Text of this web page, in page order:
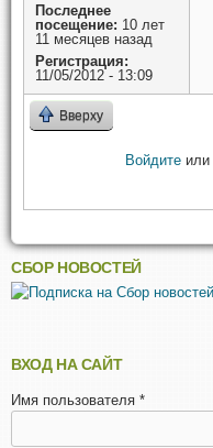
Последнее
посещение: 10 лет
11 месяцев назад
Регистрация:
11/05/2012 - 13:09
Вверху
Войдите или
СБОР НОВОСТЕЙ
ВХОД НА САЙТ
Имя пользователя *